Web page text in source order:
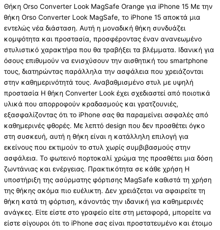
Θήκη Orso Converter Look MagSafe Orange για iPhone 15 Με την
θήκη Orso Converter Look MagSafe, το iPhone 15 αποκτά μια
εντελώς νέα διάσταση. Αυτή η μοναδική θήκη συνδυάζει
κομψότητα και προστασία, προσφέροντας έναν ανανεωμένο
στυλιστικό χαρακτήρα που θα τραβήξει τα βλέμματα. Ιδανική για
όσους επιθυμούν να ενισχύσουν την αισθητική του smartphone
τους, διατηρώντας παράλληλα την ασφάλεια που χρειάζονται
στην καθημερινότητά τους. Αναβαθμισμένο στυλ με υψηλή
προστασία Η θήκη Converter Look έχει σχεδιαστεί από ποιοτικά
υλικά που απορροφούν κραδασμούς και γρατζουνιές,
εξασφαλίζοντας ότι το iPhone σας θα παραμείνει ασφαλές από
καθημερινές φθορές. Με λεπτό design που δεν προσθέτει όγκο
στη συσκευή, αυτή η θήκη είναι η κατάλληλη επιλογή για
εκείνους που εκτιμούν το στυλ χωρίς συμβιβασμούς στην
ασφάλεια. Το φωτεινό πορτοκαλί χρώμα της προσθέτει μια δόση
ζωντάνιας και ενέργειας. Πρακτικότητα σε κάθε χρήση Η
υποστήριξη της ασύρματης φόρτισης MagSafe καθιστά τη χρήση
της θήκης ακόμα πιο ευέλικτη. Δεν χρειάζεται να αφαιρείτε τη
θήκη κατά τη φόρτιση, κάνοντάς την ιδανική για καθημερινές
ανάγκες. Είτε είστε στο γραφείο είτε στη μεταφορά, μπορείτε να
είστε σίγουροι ότι το iPhone σας είναι προστατευμένο και έτοιμο